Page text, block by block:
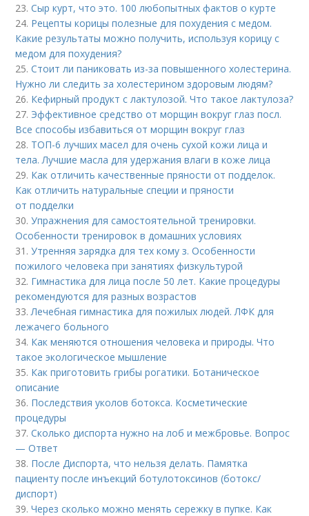
23.Сыр курт, что это. 100 любопытных фактов о курте
24. Рецепты корицы полезные для похудения с медом.
Какие результаты можно получить, используя корицу с
медом для похудения?
25.Стоит ли паниковать из-за повышенного холестерина.
Нужно ли следить за холестерином здоровым людям?
26. Кефирный продукт с лактулозой. Что такое лактулоза?
27. Эффективное средство от морщин вокруг глаз посл.
Все способы избавиться от морщин вокруг глаз
28. ТОП-6 лучших масел для очень сухой кожи лица и
тела. Лучшие масла для удержания влаги в коже лица
29. Как отличить качественные пряности от подделок.
Как отличить натуральные специи и пряности
от подделки
30.Упражнения для самостоятельной тренировки.
Особенности тренировок в домашних условиях
31.Утренняя зарядка для тех кому з. Особенности
пожилого человека при занятиях физкультурой
32. Гимнастика для лица после 50 лет. Какие процедуры
рекомендуются для разных возрастов
33.Лечебная гимнастика для пожилых людей. ЛФК для
лежачего больного
34. Как меняются отношения человека и природы. Что
такое экологическое мышление
35. Как приготовить грибы рогатики. Ботаническое
описание
36. Последствия уколов ботокса. Косметические
процедуры
37.Сколько диспорта нужно на лоб и межбровье. Вопрос
— Ответ
38. После Диспорта, что нельзя делать. Памятка
пациенту после инъекций ботулотоксинов (ботокс/
диспорт)
39.Через сколько можно менять сережку в пупке. Как